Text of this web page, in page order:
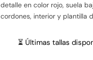
detalle en color rojo, suela
cordones, interior y plantilla
⏳ Últimas tallas